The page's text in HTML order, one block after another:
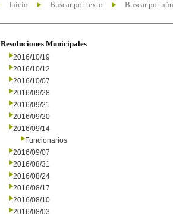
Inicio Buscar por texto Buscar por
Resoluciones Municipales
2016/10/19
2016/10/12
2016/10/07
2016/09/28
2016/09/21
2016/09/20
2016/09/14
Funcionarios
2016/09/07
2016/08/31
2016/08/24
2016/08/17
2016/08/10
2016/08/03